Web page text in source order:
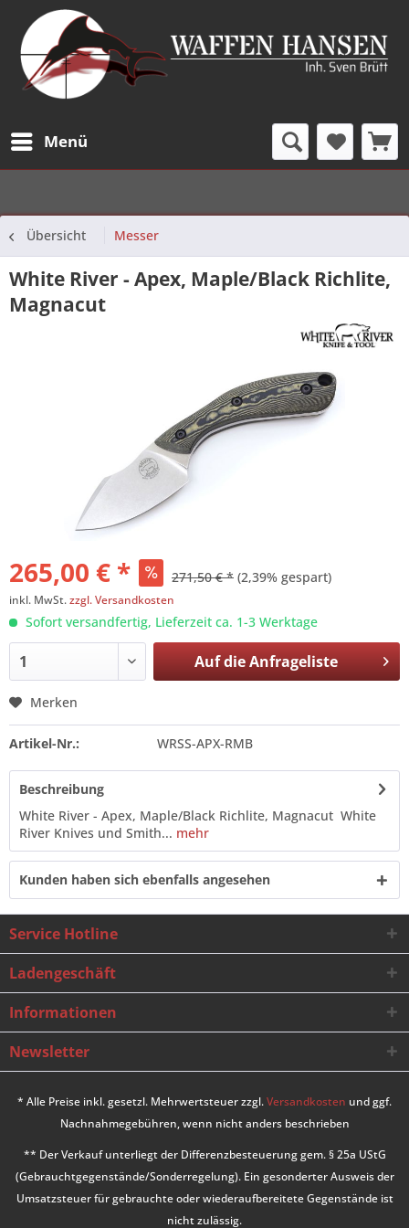
Menü
Übersicht Messer
White River - Apex, Maple/Black Richlite,
Magnacut
265,00 € * 271,50 € * (2,39% gespart)
inkl. MwSt.zzgl. Versandkosten
Sofort versandfertig, Lieferzeit ca. 1-3 Werktage
Auf dieAnfrageliste
Merken
Artikel-Nr.: WRSS-APX-RMB
Beschreibung
White River - Apex, Maple/Black Richlite, Magnacut White
River Knives und Smith... mehr
Kunden haben sich ebenfalls angesehen
Service Hotline
Ladengeschäft
Informationen
Newsletter
* Alle Preise inkl. gesetzl. Mehrwertsteuer zzgl.Versandkosten und ggf.
Nachnahmegebühren, wenn nicht anders beschrieben
** Der Verkauf unterliegt der Differenzbesteuerung gem. § 25a UStG
(Gebrauchtgegenstände/Sonderregelung). Ein gesonderter Ausweis der
Umsatzsteuer für gebrauchte oder wiederaufbereitete Gegenstände ist
nicht zulässig.